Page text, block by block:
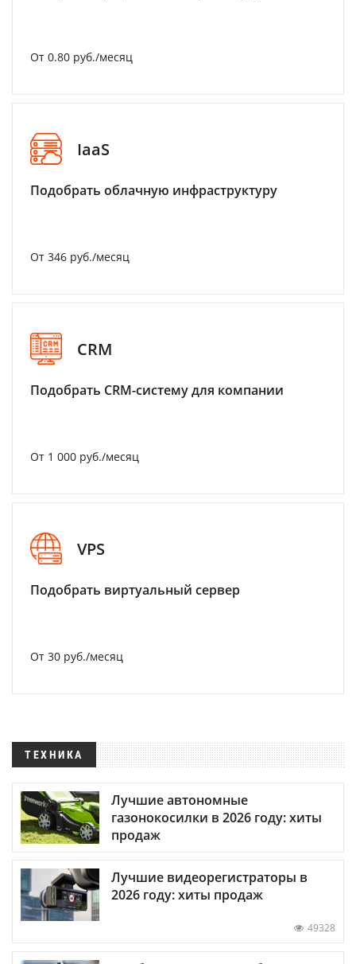
От 0.80 руб./месяц
IaaS
Подобрать облачную инфраструктуру
От 346 руб./месяц
CRM
Подобрать CRM-систему для компании
От 1 000 руб./месяц
VPS
Подобрать виртуальный сервер
От 30 руб./месяц
ТЕХНИКА
Лучшие автономные
газонокосилки в 2026 году: хиты
продаж
Лучшие видеорегистраторы в
2026 году: хиты продаж
49328